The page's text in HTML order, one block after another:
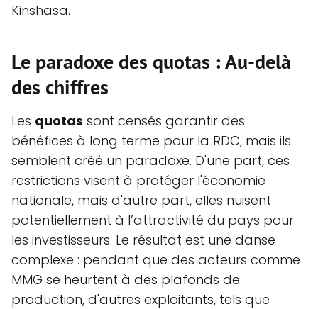
Kinshasa.
Le paradoxe des quotas : Au-delà
des chiffres
Les quotas sont censés garantir des
bénéfices à long terme pour la RDC, mais ils
semblent créé un paradoxe. D'une part, ces
restrictions visent à protéger l'économie
nationale, mais d'autre part, elles nuisent
potentiellement à l’attractivité du pays pour
les investisseurs. Le résultat est une danse
complexe : pendant que des acteurs comme
MMG se heurtent à des plafonds de
production, d'autres exploitants, tels que